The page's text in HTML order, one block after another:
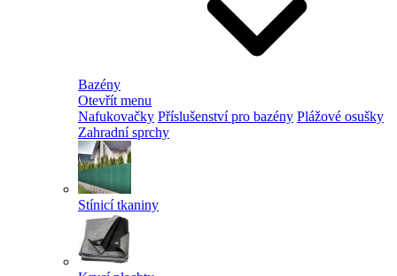
Bazény
Otevřít menu
Nafukovačky Příslušenství pro bazény Plážové osušky
Zahradní sprchy
Stínicí tkaniny